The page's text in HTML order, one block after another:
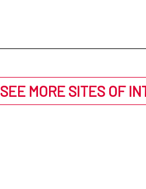
SEE MORE SITES OF